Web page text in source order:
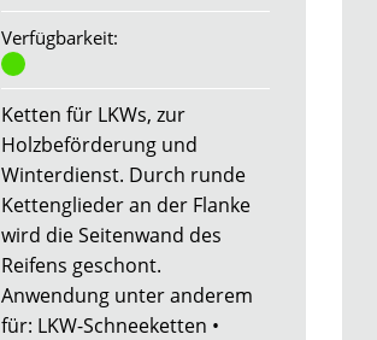
Verfügbarkeit:
Ketten für LKWs, zur
Holzbeförderung und
Winterdienst. Durch runde
Kettenglieder an der Flanke
wird die Seitenwand des
Reifens geschont.
Anwendung unter anderem
für: LKW-Schneeketten •